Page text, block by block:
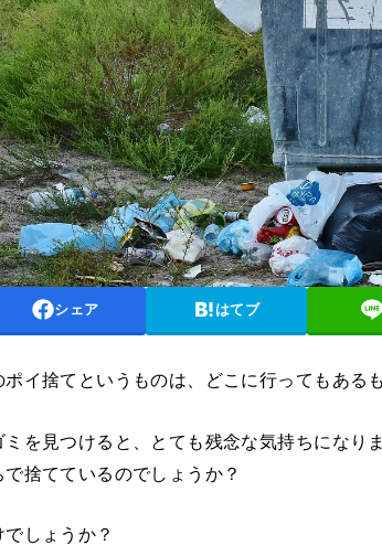
シェア はてブ
イ捨てというものは、どこに行ってもある
を見つけると、とても残念な気持ちになり
捨てているのでしょうか？
しょうか？